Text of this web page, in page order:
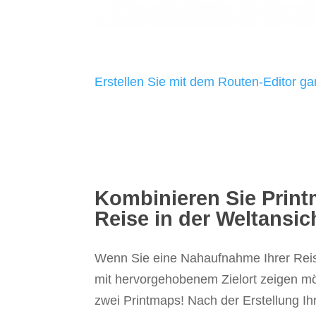
Erstellen Sie mit dem Routen-Editor
Kombinieren Sie
Reise in der
Wenn Sie eine Nahaufnahme Ihrer
mit hervorgehobenem Zielort zeigen
zwei Printmaps! Nach der Erstellung